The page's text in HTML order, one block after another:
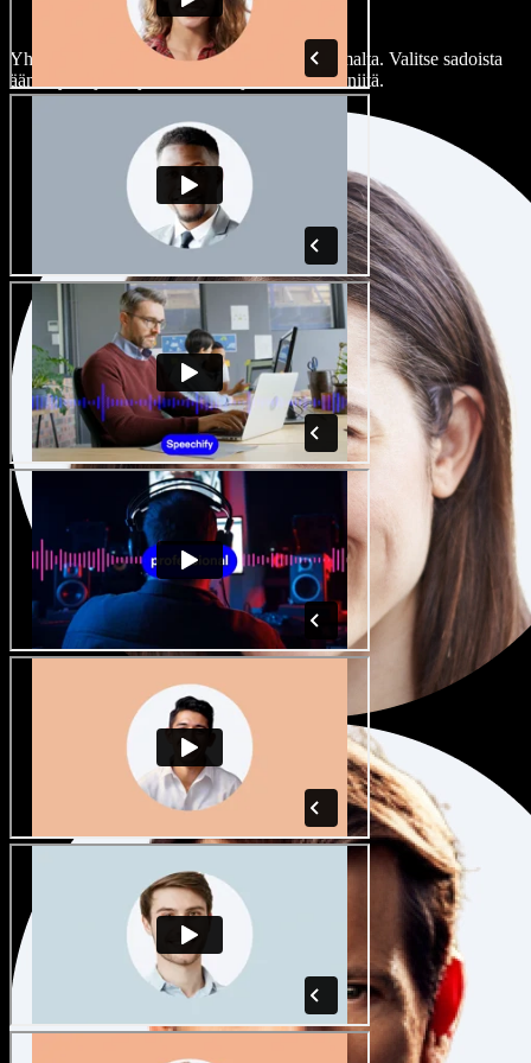
aksenteilla
Yhdenkään projektin ei tarvitse kuulostaa samalta. Valitse sadoista
ääninäyttelijöistä ja aksenteista ja hienosäädä niitä.